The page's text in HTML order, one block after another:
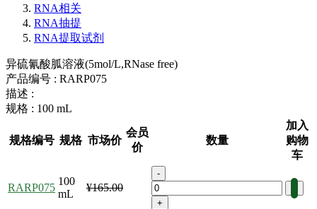
RNA相关
RNA抽提
RNA提取试剂
异硫氰酸胍溶液(5mol/L,RNase free)
产品编号 : RARP075
描述 :
规格 : 100 mL
规格编号 规格 市场价
会员
价
数量
加入
购物
车
RARP075
100
mL
¥165.00
-
+